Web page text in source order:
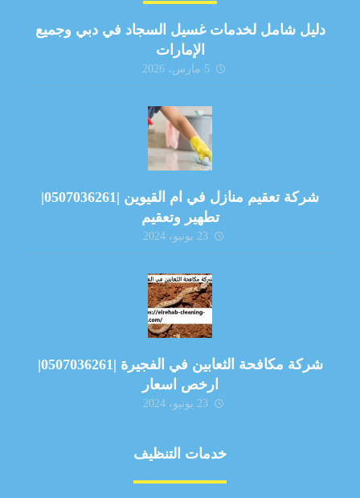
دليل شامل لخدمات غسيل السجاد في دبي وجميع
الإمارات
5 مارس، 2026
شركة تعقيم منازل في ام القيوين |0507036261|
تطهير وتعقيم
23 يونيو، 2024
شركة مكافحة الثعابين في الفجيرة |0507036261|
ارخص اسعار
23 يونيو، 2024
خدمات التنظيف